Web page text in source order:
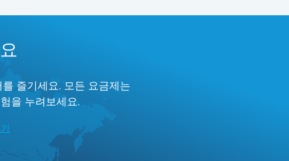
즐기세요. 모든 요금제는
을 누려보세요.